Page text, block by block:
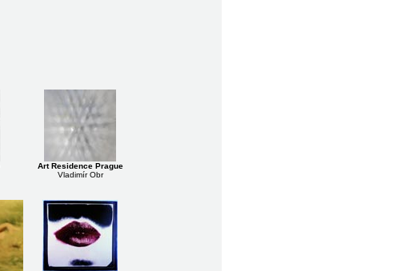
Art Residence Prague
Vladimír Obr